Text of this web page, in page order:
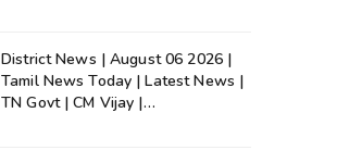
District News | August 06 2026 |
Tamil News Today | Latest News |
TN Govt | CM Vijay |